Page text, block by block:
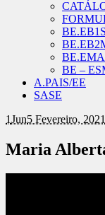
BE –
A.PAIS/EE
SASE
1Jun5 Fevereiro, 2021
Maria